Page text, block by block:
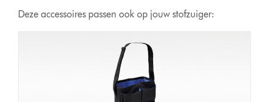
Deze accessoires passen ook op jouw stofzuiger: